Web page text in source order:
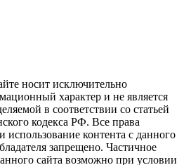
носит исключительно
характер и не является
в соответствии со статьей
кодекса РФ. Все права
контента с данного
запрещено. Частичное
сайта возможно при условии